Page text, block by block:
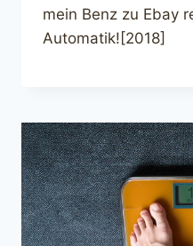
mein Benz zu Ebay
Automatik![2018]